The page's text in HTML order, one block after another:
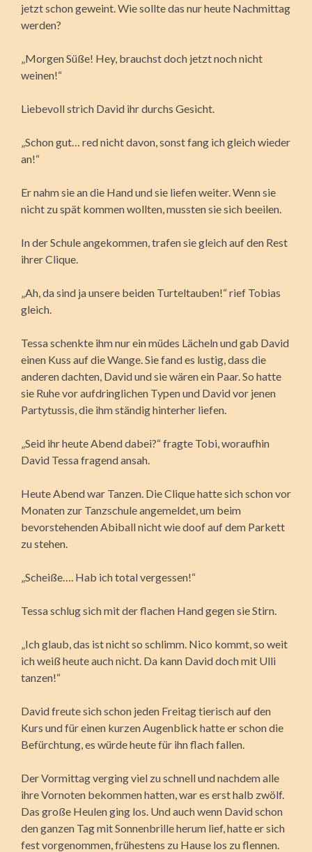
jetzt schon geweint. Wie sollte das nur heute Nachmittag
werden?
„Morgen Süße! Hey, brauchst doch jetzt noch nicht
weinen!“
Liebevoll strich David ihr durchs Gesicht.
„Schon gut… red nicht davon, sonst fang ich gleich wieder
an!“
Er nahm sie an die Hand und sie liefen weiter. Wenn sie
nicht zu spät kommen wollten, mussten sie sich beeilen.
In der Schule angekommen, trafen sie gleich auf den Rest
ihrer Clique.
„Ah, da sind ja unsere beiden Turteltauben!“ rief Tobias
gleich.
Tessa schenkte ihm nur ein müdes Lächeln und gab David
einen Kuss auf die Wange. Sie fand es lustig, dass die
anderen dachten, David und sie wären ein Paar. So hatte
sie Ruhe vor aufdringlichen Typen und David vor jenen
Partytussis, die ihm ständig hinterher liefen.
„Seid ihr heute Abend dabei?“ fragte Tobi, woraufhin
David Tessa fragend ansah.
Heute Abend war Tanzen. Die Clique hatte sich schon vor
Monaten zur Tanzschule angemeldet, um beim
bevorstehenden Abiball nicht wie doof auf dem Parkett
zu stehen.
„Scheiße…. Hab ich total vergessen!“
Tessa schlug sich mit der flachen Hand gegen sie Stirn.
„Ich glaub, das ist nicht so schlimm. Nico kommt, so weit
ich weiß heute auch nicht. Da kann David doch mit Ulli
tanzen!“
David freute sich schon jeden Freitag tierisch auf den
Kurs und für einen kurzen Augenblick hatte er schon die
Befürchtung, es würde heute für ihn flach fallen.
Der Vormittag verging viel zu schnell und nachdem alle
ihre Vornoten bekommen hatten, war es erst halb zwölf.
Das große Heulen ging los. Und auch wenn David schon
den ganzen Tag mit Sonnenbrille herum lief, hatte er sich
fest vorgenommen, frühestens zu Hause los zu flennen.